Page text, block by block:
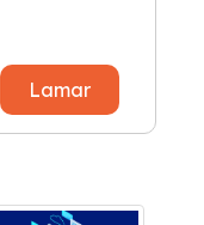
Lamar